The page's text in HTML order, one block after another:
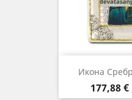
Икона
Цена
177,88